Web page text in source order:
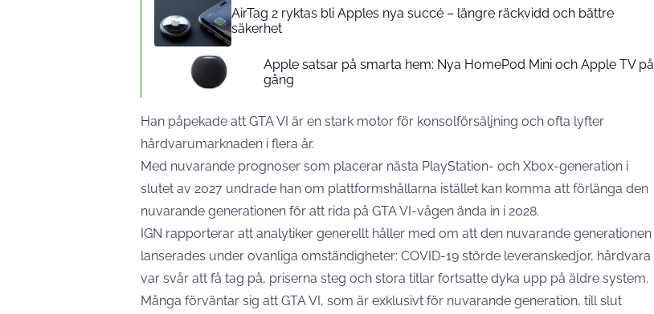
AirTag 2 ryktas bli Apples nya succé – längre räckvidd och bättre
säkerhet
Apple satsar på smarta hem: Nya HomePod Mini och Apple TV på
gång
Han påpekade att GTA VI är en stark motor för konsolförsäljning och ofta lyfter
hårdvarumarknaden i flera år.
Med nuvarande prognoser som placerar nästa PlayStation- och Xbox-generation i
slutet av 2027 undrade han om plattformshållarna istället kan komma att förlänga den
nuvarande generationen för att rida på GTA VI-vågen ända in i 2028.
IGN rapporterar att analytiker generellt håller med om att den nuvarande generationen
lanserades under ovanliga omständigheter: COVID-19 störde leveranskedjor, hårdvara
var svår att få tag på, priserna steg och stora titlar fortsatte dyka upp på äldre system.
Många förväntar sig att GTA VI, som är exklusivt för nuvarande generation, till slut